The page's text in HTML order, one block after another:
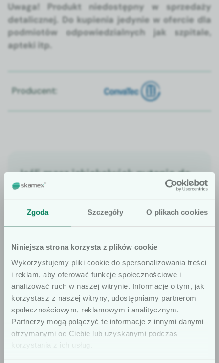
Zgoda Szczegóły O plikach cookies
Niniejsza strona korzysta z plików cookie
Wykorzystujemy pliki cookie do spersonalizowania treści
i reklam, aby oferować funkcje społecznościowe i
analizować ruch w naszej witrynie. Informacje o tym, jak
korzystasz z naszej witryny, udostępniamy partnerom
społecznościowym, reklamowym i analitycznym.
Partnerzy mogą połączyć te informacje z innymi danymi
otrzymanymi od Ciebie lub uzyskanymi podczas
korzystania z ich usług.
Uwa­ga! Pro­dukt niedostęp­ny w sprzedaży
detal­icznej. Do kupi­enia jedynie w ofer­cie dla
pod­miotów odpowiedzial­nych jak szpi­tale,
apte­ki itp.
Producent:
Jeśli masz jakiekolwiek pytania do
oferty, pamiętaj, że jesteśmy do
Twojej dyspozycji.
OFERTA
Sprawdź także
Szanowni użytkownicy
Informujemy, że prezentowane artykuły